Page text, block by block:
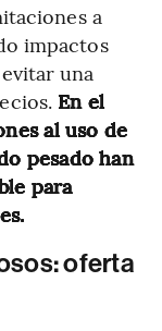
a
impactos
una
En el
al uso de
pesado han
para
oferta